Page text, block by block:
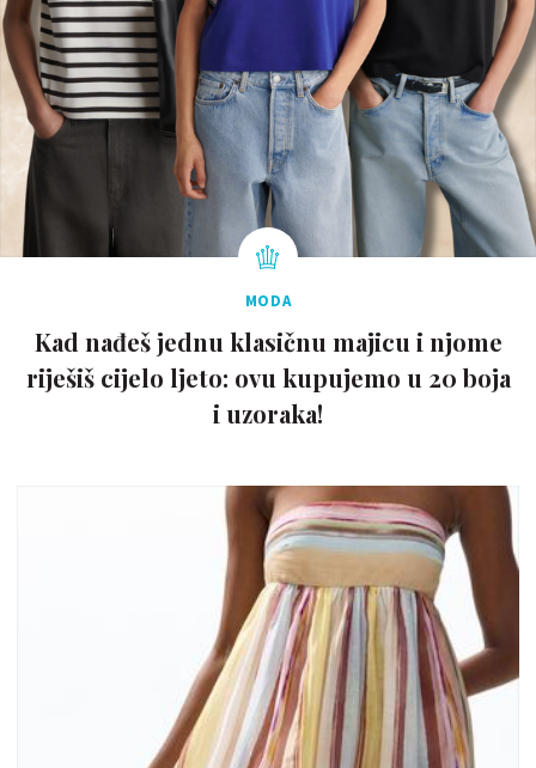
MODA
Kad nađeš jednu klasičnu majicu i njome
riješiš cijelo ljeto: ovu kupujemo u 20 boja
i uzoraka!